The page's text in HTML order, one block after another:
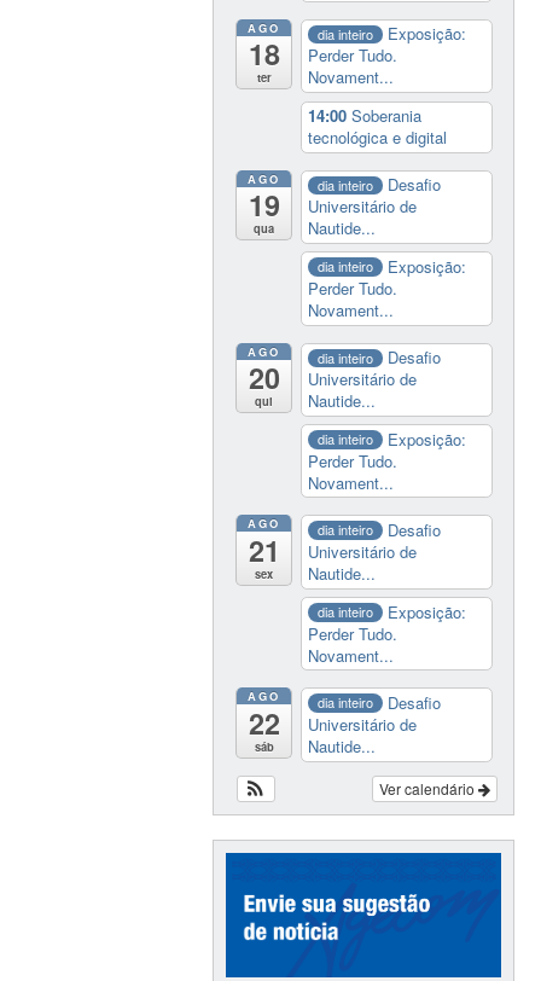
AGO
18
ter
dia inteiro
Exposição:
Perder Tudo.
Novament...
14:00Soberania
tecnológica e digital
AGO
19
qua
dia inteiro
Desafio
Universitário de
Nautide...
dia inteiro
Exposição:
Perder Tudo.
Novament...
AGO
20
qui
dia inteiro
Desafio
Universitário de
Nautide...
dia inteiro
Exposição:
Perder Tudo.
Novament...
AGO
21
sex
dia inteiro
Desafio
Universitário de
Nautide...
dia inteiro
Exposição:
Perder Tudo.
Novament...
AGO
22
sáb
dia inteiro
Desafio
Universitário de
Nautide...
Ver calendário